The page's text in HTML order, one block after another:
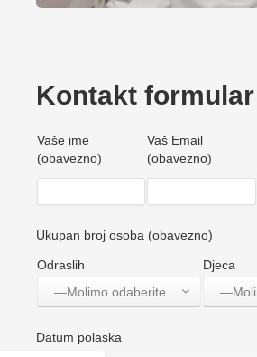
Kontakt formular
Vaše ime
(obavezno)
Vaš Email
(obavezno)
Ukupan broj osoba (obavezno)
Odraslih
—Molimo odaberite jednu opciju—
Djeca
Datum polaska